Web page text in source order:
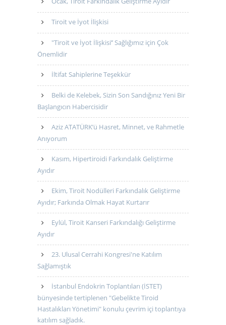
Tiroit ve İyot İlişkisi
"Tiroit ve İyot İlişkisi’’ Sağlığımız için Çok
Önemlidir
İltifat Sahiplerine Teşekkür
Belki de Kelebek, Sizin Son Sandığınız Yeni Bir
Başlangıcın Habercisidir
Aziz ATATÜRK’ü Hasret, Minnet, ve Rahmetle
Anıyorum
Kasım, Hipertiroidi Farkındalık Geliştirme
Ayıdır
Ekim, Tiroit Nodülleri Farkındalık Geliştirme
Ayıdır; Farkında Olmak Hayat Kurtarır
Eylül, Tiroit Kanseri Farkındalığı Geliştirme
Ayıdır
23. Ulusal Cerrahi Kongresi'ne Katılım
Sağlamıştık
İstanbul Endokrin Toplantıları (İSTET)
bünyesinde tertiplenen "Gebelikte Tiroid
Hastalıkları Yönetimi" konulu çevrim içi toplantıya
katılım sağladık.